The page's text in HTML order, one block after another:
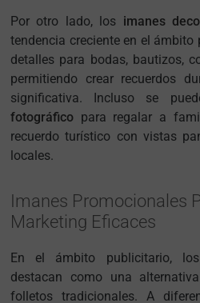
Por otro lado, los imanes
tendencia creciente en el
detalles para bodas, bautizos,
permitiendo crear recuerdos
significativa. Incluso se
fotográfico para regalar a
recuerdo turístico con vistas
locales.
Imanes Promocionales
Marketing Eficaces
En el ámbito publicitario,
destacan como una
folletos tradicionales. A